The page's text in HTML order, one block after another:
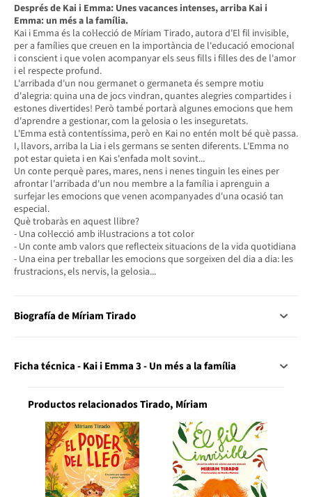
Després de Kai i Emma: Unes vacances intenses, arriba Kai i
Emma: un més a la família.
Kai i Emma és la col·lecció de Míriam Tirado, autora d'El fil invisible,
per a famílies que creuen en la importància de l'educació emocional
i conscient i que volen acompanyar els seus fills i filles des de l'amor
i el respecte profund.
L'arribada d'un nou germanet o germaneta és sempre motiu
d'alegria: quina una de jocs vindran, quantes alegries compartides i
estones divertides! Però també portarà algunes emocions que hem
d'aprendre a gestionar, com la gelosia o les inseguretats.
L'Emma està contentíssima, però en Kai no entén molt bé què passa.
I, llavors, arriba la Lia i els germans se senten diferents. L'Emma no
pot estar quieta i en Kai s'enfada molt sovint...
Un conte perquè pares, mares, nens i nenes tinguin les eines per
afrontar l'arribada d'un nou membre a la família i aprenguin a
surfejar les emocions que venen acompanyades d'una ocasió tan
especial.
Què trobaràs en aquest llibre?
- Una col·lecció amb il·lustracions a tot color
- Un conte amb valors que reflecteix situacions de la vida quotidiana
- Una eina per treballar les emocions que sorgeixen del dia a dia: les
frustracions, els nervis, la gelosia...
Biografía de Míriam Tirado
Ficha técnica - Kai i Emma 3 - Un més a la família
Productos relacionados Tirado, Míriam